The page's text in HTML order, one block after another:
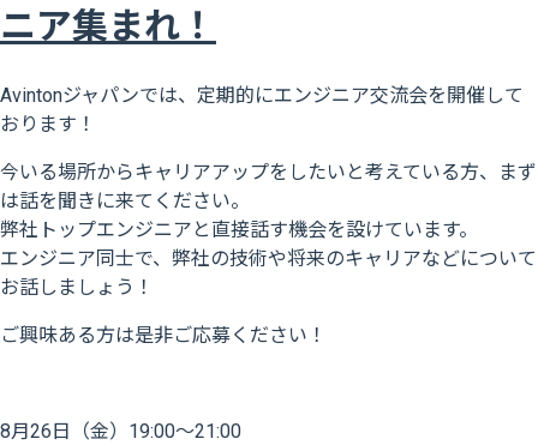
ニア集まれ！
Avintonジャパンでは、定期的にエンジニア交流会を開催して
おります！
今いる場所からキャリアアップをしたいと考えている方、まず
は話を聞きに来てください。
弊社トップエンジニアと直接話す機会を設けています。
エンジニア同士で、弊社の技術や将来のキャリアなどについて
お話しましょう！
ご興味ある方は是非ご応募ください！
8月26日（金）19:00～21:00